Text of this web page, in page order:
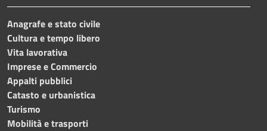
Anagrafe e stato civile
Cultura e tempo libero
Vita lavorativa
Imprese e Commercio
Appalti pubblici
Catasto e urbanistica
Turismo
Mobilità e trasporti